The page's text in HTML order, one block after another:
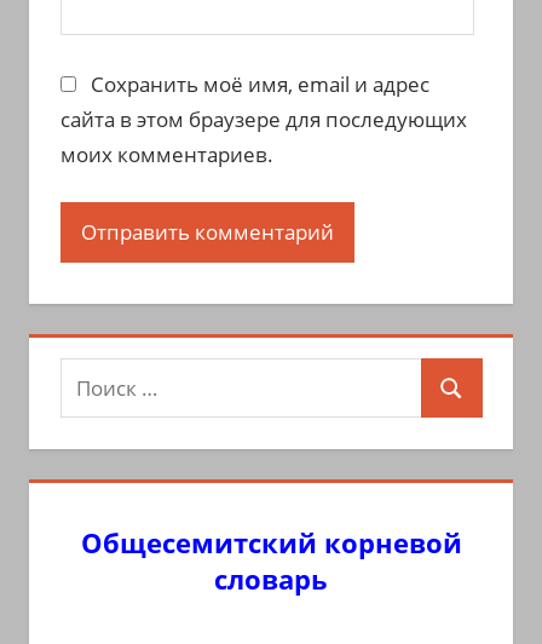
Сохранить моё имя, email и адрес
сайта в этом браузере для последующих
моих комментариев.
Поиск
для:
Поиск
Общесемитский корневой
словарь